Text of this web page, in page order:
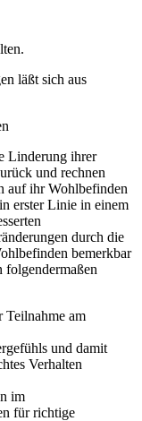
läßt sich aus
Linderung ihrer
und rechnen
auf ihr Wohlbefinden
erster Linie in einem
durch die
bemerkbar
folgendermaßen
Teilnahme am
und damit
Verhalten
im
für richtige